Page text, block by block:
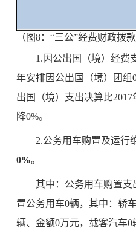
（图8：“三公”经费财政拨
1. 因公出国（境）经费
年安排因公出国（境）团组
出国（境）支出决算比2017
降0%。
2.公务用车购置及运行
0%。
其中： 公务用车购置支
置公务用车0辆，其中：轿
辆、金额0万元，载客汽车0